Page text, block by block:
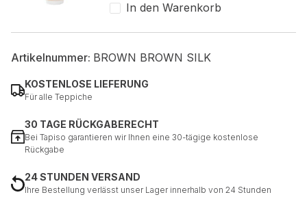
In den Warenkorb
Artikelnummer: BROWN BROWN SILK
KOSTENLOSE LIEFERUNG
Für alle Teppiche
30 TAGE RÜCKGABERECHT
Bei Tapiso garantieren wir Ihnen eine 30-tägige kostenlose
Rückgabe
24 STUNDEN VERSAND
Ihre Bestellung verlässt unser Lager innerhalb von 24 Stunden